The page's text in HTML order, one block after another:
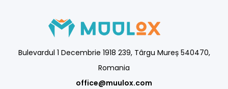
Bulevardul 1 Decembrie 1918 239, Târgu Mureș 540470,
Romania
office@muulox.com